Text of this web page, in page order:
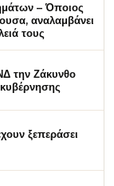
– Όποιος
αναλαμβάνει
τους
την Ζάκυνθο
ξεπεράσει